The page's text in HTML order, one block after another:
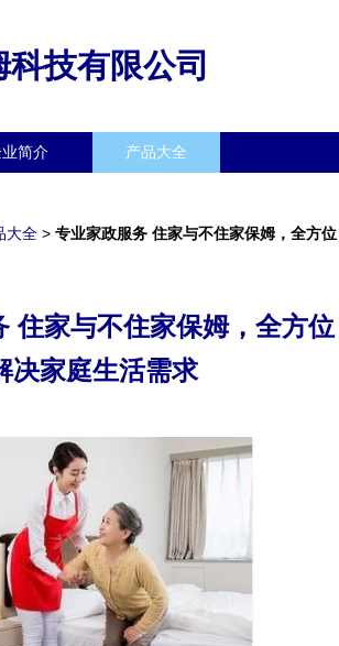
技有限公司
简介 产品大全
大全 > 专业家政服务 住家与不住家保姆，全方位
住家与不住家保姆，全方位
决家庭生活需求